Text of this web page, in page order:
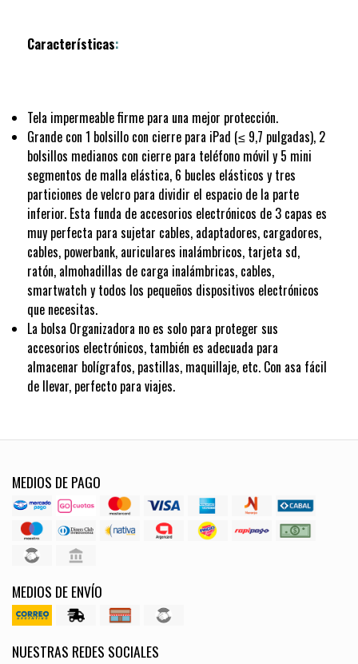
Características:
Tela impermeable firme para una mejor protección.
Grande con 1 bolsillo con cierre para iPad (≤ 9,7 pulgadas), 2
bolsillos medianos con cierre para teléfono móvil y 5 mini
segmentos de malla elástica, 6 bucles elásticos y tres
particiones de velcro para dividir el espacio de la parte
inferior. Esta funda de accesorios electrónicos de 3 capas es
muy perfecta para sujetar cables, adaptadores, cargadores,
cables, powerbank, auriculares inalámbricos, tarjeta sd,
ratón, almohadillas de carga inalámbricas, cables,
smartwatch y todos los pequeños dispositivos electrónicos
que necesitas.
La bolsa Organizadora no es solo para proteger sus
accesorios electrónicos, también es adecuada para
almacenar bolígrafos, pastillas, maquillaje, etc. Con asa fácil
de llevar, perfecto para viajes.
MEDIOS DE PAGO
MEDIOS DE ENVÍO
NUESTRAS REDES SOCIALES